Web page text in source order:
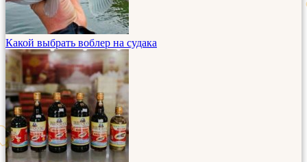
Какой выбрать воблер на судака